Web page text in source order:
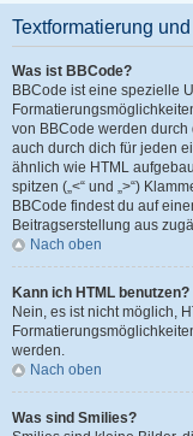
Textformatierung
Was ist BBCode?
BBCode ist eine spezielle
von BBCode werden
auch durch dich für jeden
ähnlich wie HTML
spitzen („<“ und „>“)
BBCode findest du auf
Beitragserstellung aus
Nach oben
Kann ich HTML benutzen?
Nein, es ist nicht möglich,
werden.
Nach oben
Was sind Smilies?